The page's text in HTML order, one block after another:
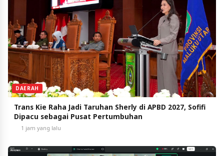
DAERAH
Trans Kie Raha Jadi Taruhan Sherly di APBD 2027, Sofifi
Dipacu sebagai Pusat Pertumbuhan
1 jam yang lalu